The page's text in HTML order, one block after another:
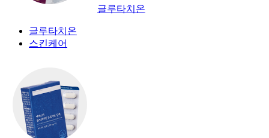
글루타치온
글루타치온
스킨케어